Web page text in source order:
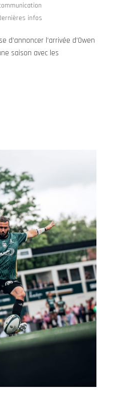
infos
d’annoncer l’arrivée d’Owen
saison avec les